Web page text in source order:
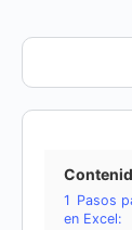
1 Pasos
en Excel: